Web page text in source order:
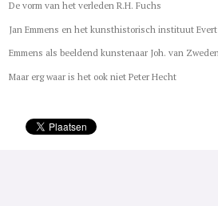
De vorm van het verleden R.H. Fuchs
Jan Emmens en het kunsthistorisch instituut
Emmens als beeldend kunstenaar Joh. van
Maar erg waar is het ook niet Peter Hecht